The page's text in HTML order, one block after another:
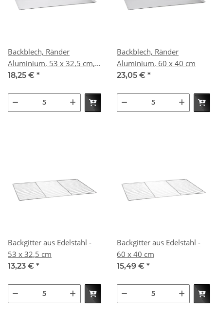
Backblech, Ränder
Aluminium, 53 x 32,5 cm,
GN 1/1
18,25 € *
Backblech, Ränder
Aluminium, 60 x 40 cm
23,05 € *
Backgitter aus Edelstahl -
53 x 32,5 cm
13,23 € *
Backgitter aus Edelstahl -
60 x 40 cm
15,49 € *